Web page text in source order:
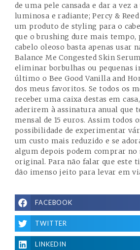
de uma pele cansada e dar a vez
luminosa e radiante; Percy &
um produto de styling para o
que o brushing dure mais tempo,
cabelo oleoso basta apenas usar
Balance Me Congested Skin
eliminar borbulhas ou pequenas
último o Bee Good Vanilla and
dos meus favoritos. Se todos os
receber uma caixa destas em
aderirem à assinatura anual que
mensal de 15 euros. Assim todos
possibilidade de experimentar
um custo mais reduzido e se
algum depois podem comprar no
original. Para não falar que este
dão imenso jeito para levar em
FACEBOOK
TWITTER
LINKEDIN